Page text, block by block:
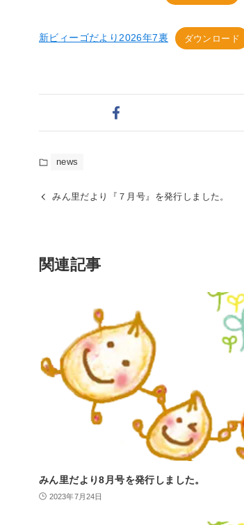
新ビィーゴだより2026年7裏 ダウンロード
news
みん里だより『７月号』を発行しました。
関連記事
みん里だより8月号を発行しました。
2023年7月24日